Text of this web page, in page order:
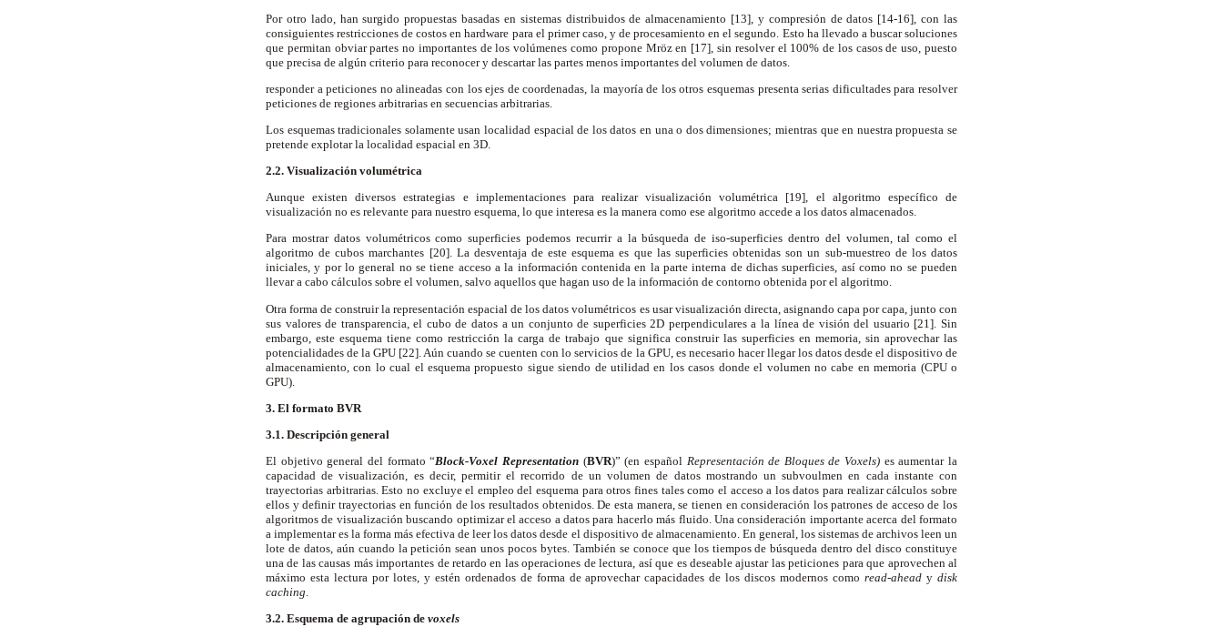
Por otro lado, han surgido propuestas basadas en sistemas distribuidos de almacenamiento [13], y compresión de datos [14-16], con las
consiguientes restricciones de costos en hardware para el primer caso, y de procesamiento en el segundo. Esto ha llevado a buscar soluciones
que permitan obviar partes no importantes de los volúmenes como propone Mröz en [17], sin resolver el 100% de los casos de uso, puesto
que precisa de algún criterio para reconocer y descartar las partes menos importantes del volumen de datos.
responder a peticiones no alineadas con los ejes de coordenadas, la mayoría de los otros esquemas presenta serias dificultades para resolver
peticiones de regiones arbitrarias en secuencias arbitrarias.
Los esquemas tradicionales solamente usan localidad espacial de los datos en una o dos dimensiones; mientras que en nuestra propuesta se
pretende explotar la localidad espacial en 3D.
2.2. Visualización volumétrica
Aunque existen diversos estrategias e implementaciones para realizar visualización volumétrica [19], el algoritmo específico de
visualización no es relevante para nuestro esquema, lo que interesa es la manera como ese algoritmo accede a los datos almacenados.
Para mostrar datos volumétricos como superficies podemos recurrir a la búsqueda de iso-superficies dentro del volumen, tal como el
algoritmo de cubos marchantes [20]. La desventaja de este esquema es que las superficies obtenidas son un sub-muestreo de los datos
iniciales, y por lo general no se tiene acceso a la información contenida en la parte interna de dichas superficies, así como no se pueden
llevar a cabo cálculos sobre el volumen, salvo aquellos que hagan uso de la información de contorno obtenida por el algoritmo.
Otra forma de construir la representación espacial de los datos volumétricos es usar visualización directa, asignando capa por capa, junto con
sus valores de transparencia, el cubo de datos a un conjunto de superficies 2D perpendiculares a la línea de visión del usuario [21]. Sin
embargo, este esquema tiene como restricción la carga de trabajo que significa construir las superficies en memoria, sin aprovechar las
potencialidades de la GPU [22]. Aún cuando se cuenten con lo servicios de la GPU, es necesario hacer llegar los datos desde el dispositivo de
almacenamiento, con lo cual el esquema propuesto sigue siendo de utilidad en los casos donde el volumen no cabe en memoria (CPU o
GPU).
3. El formato BVR
3.1. Descripción general
El objetivo general del formato “Block-Voxel Representation(BVR)” (en español Representación de Bloques de Voxels) es aumentar la
capacidad de visualización, es decir, permitir el recorrido de un volumen de datos mostrando un subvoulmen en cada instante con
trayectorias arbitrarias. Esto no excluye el empleo del esquema para otros fines tales como el acceso a los datos para realizar cálculos sobre
ellos y definir trayectorias en función de los resultados obtenidos. De esta manera, se tienen en consideración los patrones de acceso de los
algoritmos de visualización buscando optimizar el acceso a datos para hacerlo más fluido. Una consideración importante acerca del formato
a implementar es la forma más efectiva de leer los datos desde el dispositivo de almacenamiento. En general, los sistemas de archivos leen un
lote de datos, aún cuando la petición sean unos pocos bytes. También se conoce que los tiempos de búsqueda dentro del disco constituye
una de las causas más importantes de retardo en las operaciones de lectura, así que es deseable ajustar las peticiones para que aprovechen al
máximo esta lectura por lotes, y estén ordenados de forma de aprovechar capacidades de los discos modernos comoread-ahead ydisk
caching.
3.2. Esquema de agrupación de voxels